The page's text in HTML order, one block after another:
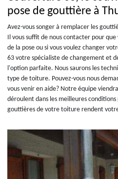
pose de gouttière à
Avez-vous songer à remplacer les
Il vous suffit de nous contacter pour
de la pose ou si vous voulez changer
63 votre spécialiste de changement et
l'option parfaite. Nous saurons les
type de toiture. Pouvez-vous nous
vous venir en aide? Notre équipe
déroulent dans les meilleures conditions
gouttières de votre toiture rendent